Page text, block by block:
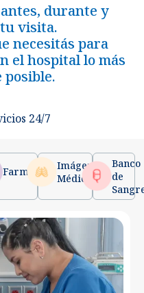
durante y
visita.
necesitás para
el hospital lo más
24/7
Farmacia
Imágenes
Médicas
Banco
de